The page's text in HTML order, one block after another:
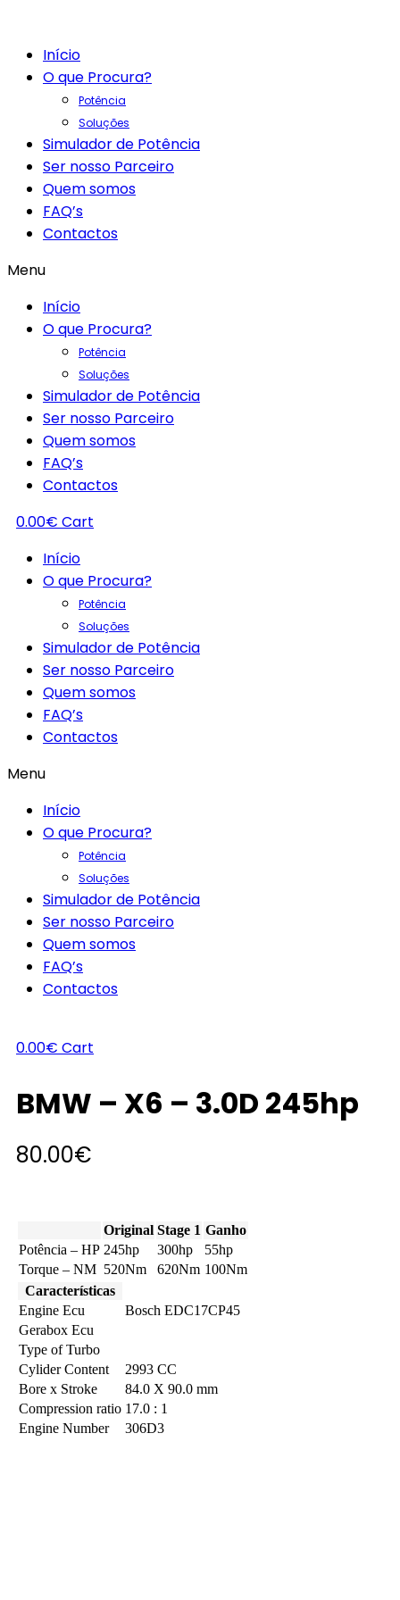
Início
O que Procura?
Potência
Soluções
Simulador de Potência
Ser nosso Parceiro
Quem somos
FAQ’s
Contactos
Menu
Início
O que Procura?
Potência
Soluções
Simulador de Potência
Ser nosso Parceiro
Quem somos
FAQ’s
Contactos
0.00€ Cart
Início
O que Procura?
Potência
Soluções
Simulador de Potência
Ser nosso Parceiro
Quem somos
FAQ’s
Contactos
Menu
Início
O que Procura?
Potência
Soluções
Simulador de Potência
Ser nosso Parceiro
Quem somos
FAQ’s
Contactos
0.00€ Cart
BMW – X6 – 3.0D 245hp
80.00€
Original Stage 1 Ganho
Potência – HP 245hp 300hp
55hp
Torque – NM 520Nm 620Nm 100Nm
Características
Engine Ecu
Bosch EDC17CP45
Gerabox Ecu
Type of Turbo
Cylider Content
2993 CC
Bore x Stroke
84.0 X 90.0 mm
Compression ratio 17.0 : 1
Engine Number
306D3